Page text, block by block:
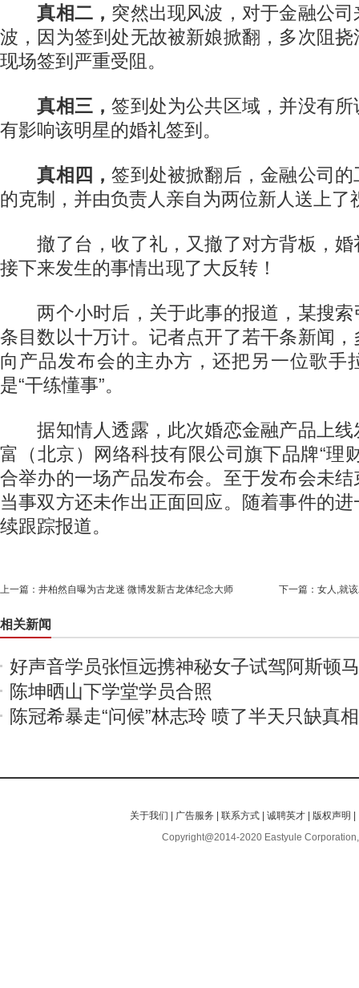
真相二， 突然出现风波，对于金融公
波，因为签到处无故被新娘掀翻，多次阻
现场签到严重受阻。
真相三，签到处为公共区域，并没有
有影响该明星的婚礼签到。
真相四，签到处被掀翻后，金融公司
的克制，并由负责人亲自为两位新人送上了
撤了台，收了礼，又撤了对方背板，婚
接下来发生的事情出现了大反转！
两个小时后，关于此事的报道，某搜索
条目数以十万计。记者点开了若干条新闻
向产品发布会的主办方，还把另一位歌手
是“干练懂事”。
据知情人透露，此次婚恋金融产品上线
富（北京）网络科技有限公司旗下品牌“理
合举办的一场产品发布会。至于发布会未
当事双方还未作出正面回应。随着事件的
续跟踪报道。
上一篇： 井柏然自曝为古龙迷 微博发新古龙体纪念大师 下一篇： 女人,就
相关新闻
好声音学员张恒远携神秘女子试驾阿斯顿
陈坤晒山下学堂学员合照
陈冠希暴走“问候”林志玲 喷了半天只缺真相
关于我们 | 广告服务 |联系方式 |诚聘英才 | 版权声明 |
Copyright@2014-2020 Eastyule